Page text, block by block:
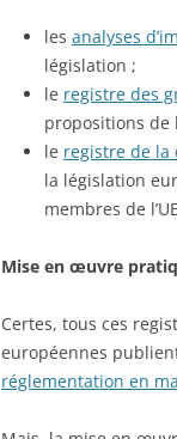
les analyses
législation ;
le registre des
propositions de
le registre de la
la législation
membres de
Mise en œuvre
Certes, tous ces
européennes
réglementation en